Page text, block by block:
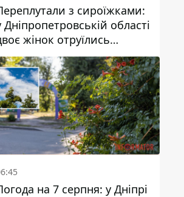
з сироїжками:
Дніпропетровській області
жінок отруїлись
на 7 серпня: у Дніпрі